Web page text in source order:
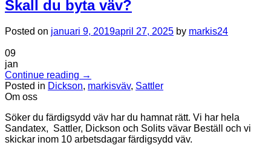
Skall du byta väv?
Posted on januari 9, 2019april 27, 2025 by markis24
09
jan
Continue reading →
Posted in Dickson, markisväv, Sattler
Om oss
Söker du färdigsydd väv har du hamnat rätt. Vi har hela
Sandatex, Sattler, Dickson och Solits vävar Beställ och vi
skickar inom 10 arbetsdagar färdigsydd väv.